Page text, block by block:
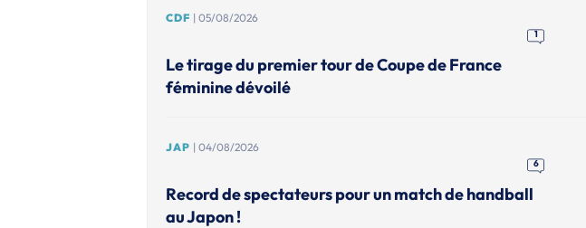
CDF | 05/08/2026
1
Le tirage du premier tour de Coupe de France
féminine dévoilé
JAP | 04/08/2026
6
Record de spectateurs pour un match de handball
au Japon !